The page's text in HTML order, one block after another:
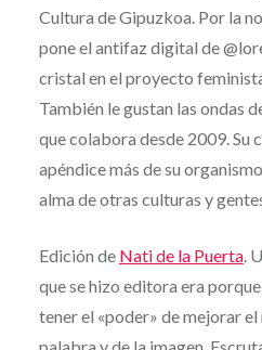
Cultura de Gipuzkoa. Por la
pone el antifaz digital de
cristal en el proyecto
También le gustan las ondas
que colabora desde 2009. Su
apéndice más de su
alma de otras culturas y
Edición de Nati de la Puerta.
que se hizo editora era
tener el «poder» de mejorar